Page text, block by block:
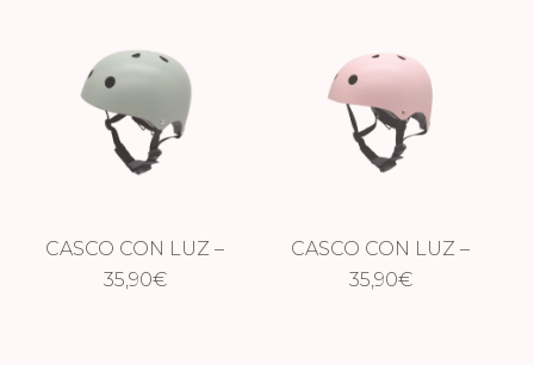
CASCO CON LUZ –
GREEN
35,90€
CASCO CON LUZ –
PINK
35,90€